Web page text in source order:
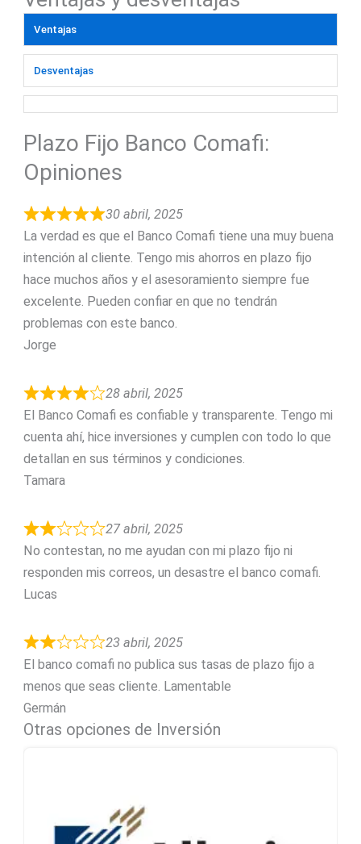
Ventajas
Desventajas
Plazo Fijo Banco Comafi:
Opiniones
30 abril, 2025
La verdad es que el Banco Comafi tiene una muy buena
intención al cliente. Tengo mis ahorros en plazo fijo
hace muchos años y el asesoramiento siempre fue
excelente. Pueden confiar en que no tendrán
problemas con este banco.
Jorge
28 abril, 2025
El Banco Comafi es confiable y transparente. Tengo mi
cuenta ahí, hice inversiones y cumplen con todo lo que
detallan en sus términos y condiciones.
Tamara
27 abril, 2025
No contestan, no me ayudan con mi plazo fijo ni
responden mis correos, un desastre el banco comafi.
Lucas
23 abril, 2025
El banco comafi no publica sus tasas de plazo fijo a
menos que seas cliente. Lamentable
Germán
Otras opciones de Inversión